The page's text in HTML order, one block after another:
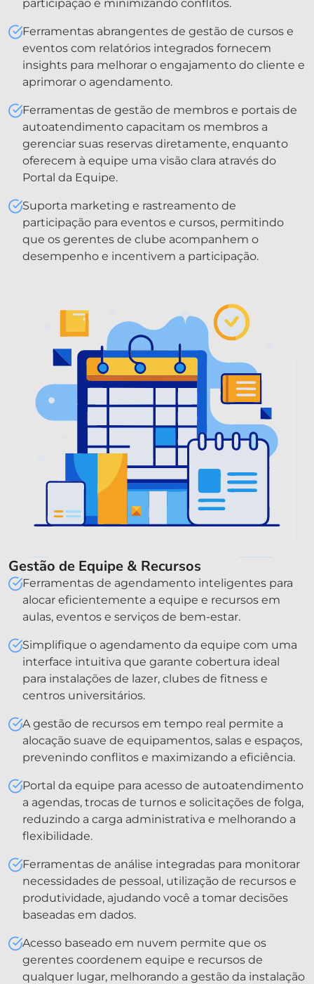
participação e minimizando conflitos.
Ferramentas abrangentes de gestão de cursos e
eventos com relatórios integrados fornecem
insights para melhorar o engajamento do cliente e
aprimorar o agendamento.
Ferramentas de gestão de membros e portais de
autoatendimento capacitam os membros a
gerenciar suas reservas diretamente, enquanto
oferecem à equipe uma visão clara através do
Portal da Equipe.
Suporta marketing e rastreamento de
participação para eventos e cursos, permitindo
que os gerentes de clube acompanhem o
desempenho e incentivem a participação.
Gestão de Equipe & Recursos
Ferramentas de agendamento inteligentes para
alocar eficientemente a equipe e recursos em
aulas, eventos e serviços de bem-estar.
Simplifique o agendamento da equipe com uma
interface intuitiva que garante cobertura ideal
para instalações de lazer, clubes de fitness e
centros universitários.
A gestão de recursos em tempo real permite a
alocação suave de equipamentos, salas e espaços,
prevenindo conflitos e maximizando a eficiência.
Portal da equipe para acesso de autoatendimento
a agendas, trocas de turnos e solicitações de folga,
reduzindo a carga administrativa e melhorando a
flexibilidade.
Ferramentas de análise integradas para monitorar
necessidades de pessoal, utilização de recursos e
produtividade, ajudando você a tomar decisões
baseadas em dados.
Acesso baseado em nuvem permite que os
gerentes coordenem equipe e recursos de
qualquer lugar, melhorando a gestão da instalação